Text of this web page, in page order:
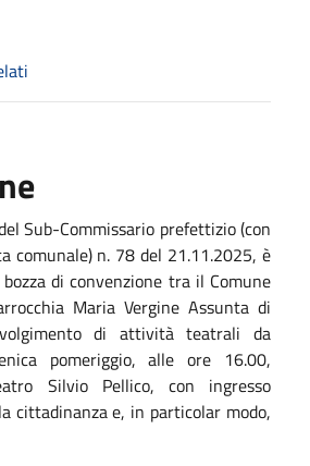
Sub-Commissario prefettizio (con
comunale) n. 78 del 21.11.2025, è
bozza di convenzione tra il Comune
Maria Vergine Assunta di
di attività teatrali da
pomeriggio, alle ore 16.00,
Silvio Pellico, con ingresso
cittadinanza e, in particolar modo,